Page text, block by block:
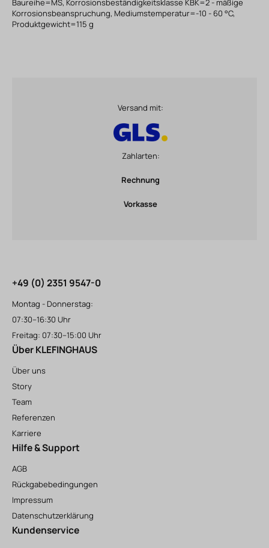
Baureihe=MS, Korrosionsbeständigkeitsklasse KBK=2 - mäßige
Korrosionsbeanspruchung, Mediumstemperatur=-10 - 60 °C,
Produktgewicht=115 g
Versand mit:
Zahlarten:
Rechnung
Vorkasse
+49 (0) 2351 9547-0
Montag - Donnerstag:
07:30–16:30 Uhr
Freitag: 07:30–15:00 Uhr
Über KLEFINGHAUS
Über uns
Story
Team
Referenzen
Karriere
Hilfe & Support
AGB
Rückgabebedingungen
Impressum
Datenschutzerklärung
Kundenservice